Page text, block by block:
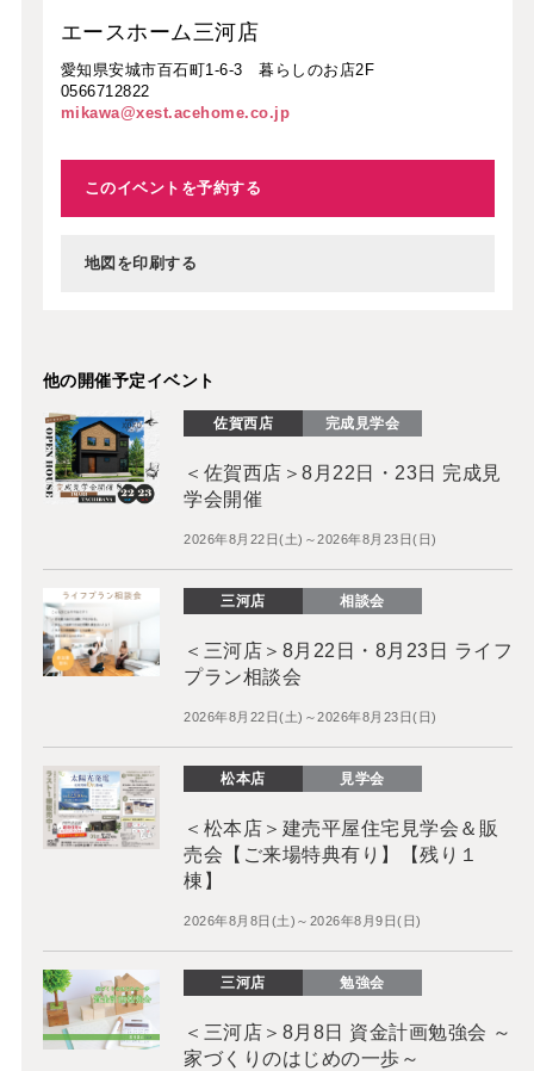
エースホーム三河店
愛知県安城市百石町1-6-3 暮らしのお店2F
0566712822
mikawa@xest.acehome.co.jp
このイベントを予約する
地図を印刷する
他の開催予定イベント
佐賀西店 完成見学会
＜佐賀西店＞8月22日・23日 完成見
学会開催
2026年8月22日(土)～2026年8月23日(日)
三河店 相談会
＜三河店＞8月22日・8月23日 ライフ
プラン相談会
2026年8月22日(土)～2026年8月23日(日)
松本店 見学会
＜松本店＞建売平屋住宅見学会＆販
売会【ご来場特典有り】【残り１
棟】
2026年8月8日(土)～2026年8月9日(日)
三河店 勉強会
＜三河店＞8月8日 資金計画勉強会 ～
家づくりのはじめの一歩～